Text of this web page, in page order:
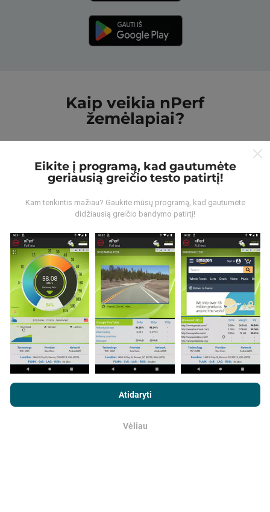
Kaip veikia nPerf
žemėlapiai?
Iš kur gaunami duomenys?
programos vartotojai. Tai testai, atliekami realiomis
sąlygomis, tiesiogiai lauke. Jei ir jūs norite įsitraukti,
tereikia atsisiųsti „nPerf“ programą į savo išmanųjį
telefoną. Kuo daugiau duomenų, tuo išsamesni bus
žemėlapiai!Visi bandymų rezultatai rodomi
žemėlapiuose. Filtravimo taisyklės taikomos prieš
skaičiavimo parodymus.
Eikite į programą, kad gautumėte
geriausią greičio testo patirtį!
Kam tenkintis mažiau? Gaukite mūsų programą, kad gautumėte
didžiausią greičio bandymo patirtį!
Atidaryti
Vėliau
, taip pat su „nPerf“ testu
licencijos sutartis.
Gerai